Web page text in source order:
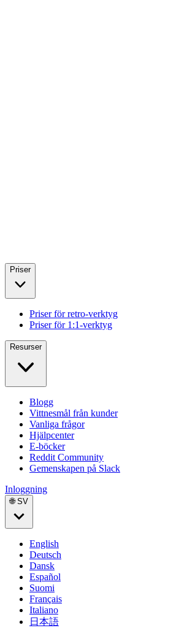
Priser
Priser för retro-verktyg
Priser för 1:1-verktyg
Resurser
Blogg
Vittnesmål från kunder
Vanliga frågor
Hjälpcenter
E-böcker
Reddit Community
Gemenskapen på Slack
Inloggning
🌐 SV
English
Deutsch
Dansk
Español
Suomi
Français
Italiano
日本語